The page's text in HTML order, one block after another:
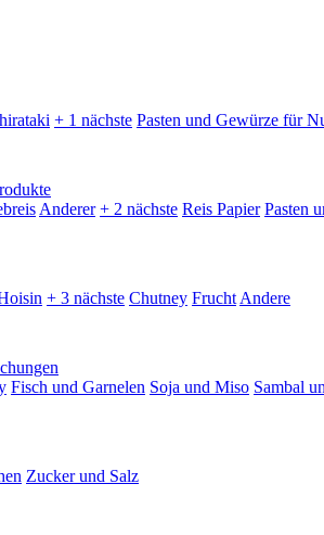
+ 1 nächste Pasten und Gewürze für
Anderer + 2 nächste Reis Papier Pasten
+ 3 nächste Chutney Frucht Andere
Fisch und Garnelen Soja und Miso Sambal
Zucker und Salz